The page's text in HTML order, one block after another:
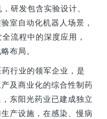
研发包含实验设计、
室自动化机器人场景，
流程中的深度应用，
布局。
行业的领军企业，是
及商业化的综合性制药
东阳光药业已建成独立
产设施，在感染、慢病